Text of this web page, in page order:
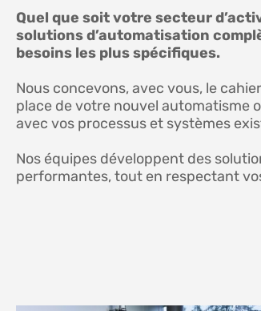
Quel que soit votre secteur
solutions d’automatisation
besoins les plus spécifiques.
Nous concevons, avec vous, le
place de votre nouvel automatisme
avec vos processus et systèmes
Nos équipes développent des
performantes, tout en respectant